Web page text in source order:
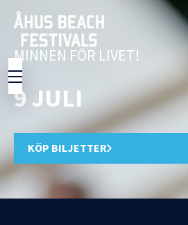
MINNEN FÖR LIVET!
9 JULI
KÖP BILJETTER